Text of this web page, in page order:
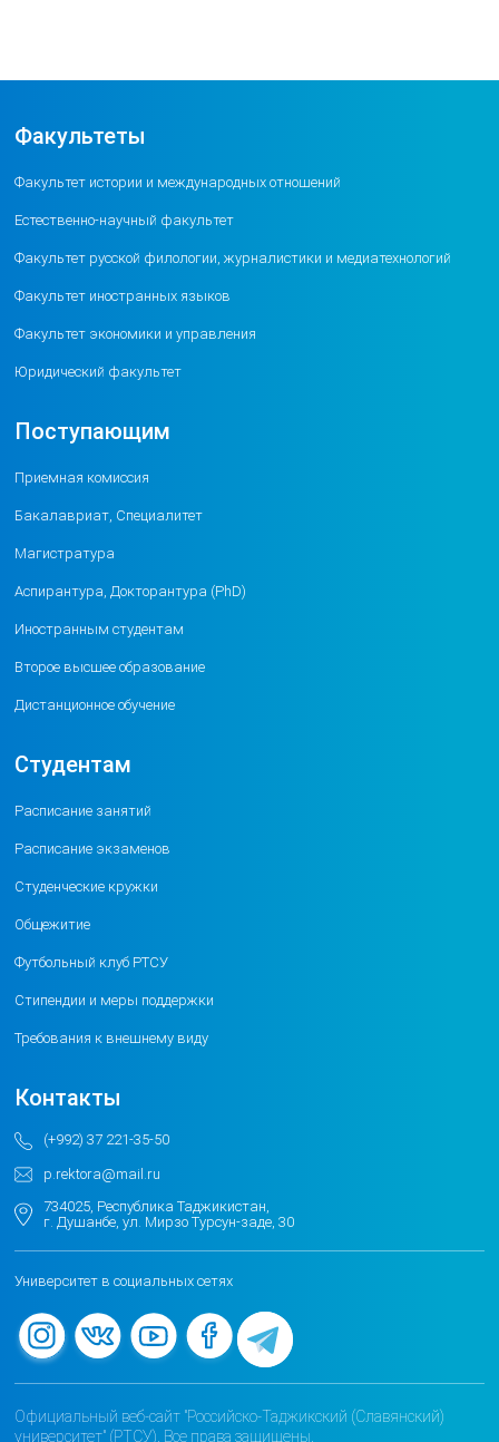
Факультеты
Факультет истории и международных отношений
Естественно-научный факультет
Факультет русской филологии, журналистики и медиатехнологий
Факультет иностранных языков
Факультет экономики и управления
Юридический факультет
Поступающим
Приемная комиссия
Бакалавриат, Специалитет
Магистратура
Аспирантура, Докторантура (PhD)
Иностранным студентам
Второе высшее образование
Дистанционное обучение
Студентам
Расписание занятий
Расписание экзаменов
Студенческие кружки
Общежитие
Футбольный клуб РТСУ
Стипендии и меры поддержки
Требования к внешнему виду
Контакты
(+992) 37 221-35-50
p.rektora@mail.ru
734025, Республика Таджикистан,
г. Душанбе, ул. Мирзо Турсун-заде, 30
Университет в социальных сетях
Официальный веб-сайт "Российско-Таджикский (Славянский)
университет" (РТСУ). Все права защищены.